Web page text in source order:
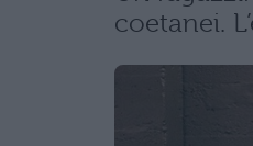
coetanei.